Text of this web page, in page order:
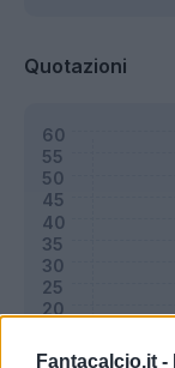
Fantacalcio.it -
Quotazioni